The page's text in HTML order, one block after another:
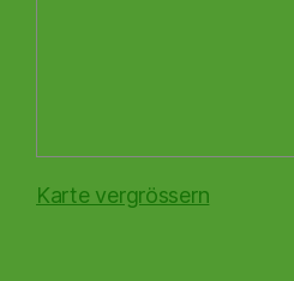
Karte vergrössern